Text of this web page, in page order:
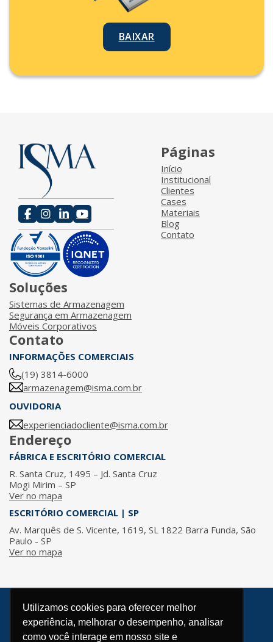
Utilizamos cookies para oferecer melhor
experiência, melhorar o desempenho, analisar
como você interage em nosso site e
BAIXAR
Páginas
Início
Institucional
Clientes
Cases
Materiais
Blog
Contato
Soluções
Sistemas de Armazenagem
Segurança em Armazenagem
Móveis Corporativos
Contato
INFORMAÇÕES COMERCIAIS
(19) 3814-6000
armazenagem@isma.com.br
OUVIDORIA
experienciadocliente@isma.com.br
Endereço
FÁBRICA E ESCRITÓRIO COMERCIAL
R. Santa Cruz, 1495 – Jd. Santa Cruz
Mogi Mirim – SP
Ver no mapa
ESCRITÓRIO COMERCIAL | SP
Av. Marquês de S. Vicente, 1619, SL 1822 Barra Funda, São
Paulo - SP
Ver no mapa
© 2026 / ISMA - Todos os direitos reservados.
Política de Privacidade